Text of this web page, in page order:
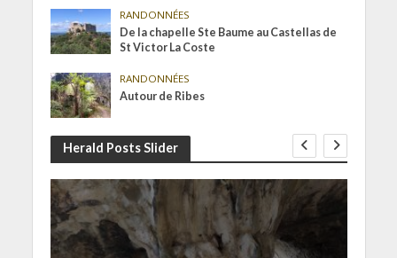
RANDONNÉES
De la chapelle Ste Baume au Castellas de
St Victor La Coste
RANDONNÉES
Autour de Ribes
Herald Posts Slider